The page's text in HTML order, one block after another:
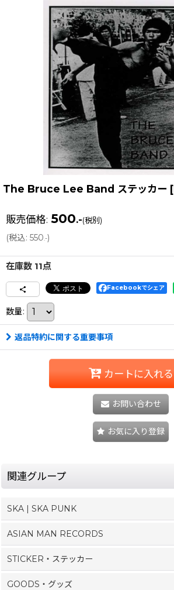
The Bruce Lee Band ステッカー [
販売価格: 500.-(税別)
(税込: 550.-)
在庫数 11点
Facebookでシェア
数量:
返品特約に関する重要事項
カートに入れる
お問い合わせ
お気に入り登録
関連グループ
SKA | SKA PUNK
ASIAN MAN RECORDS
STICKER・ステッカー
GOODS・グッズ